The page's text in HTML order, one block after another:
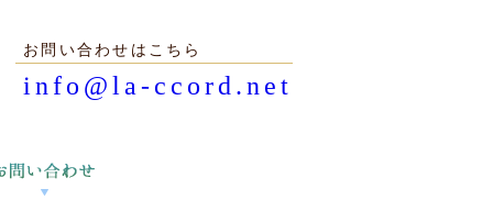
お問い合わせはこちら
info@la-ccord.net